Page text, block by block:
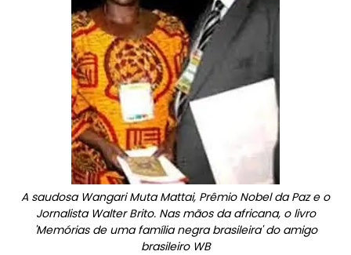
A saudosa Wangari Muta Mattai, Prêmio Nobel da Paz e o
Jornalista Walter Brito. Nas mãos da africana, o livro
'Memórias de uma família negra brasileira' do amigo
brasileiro WB